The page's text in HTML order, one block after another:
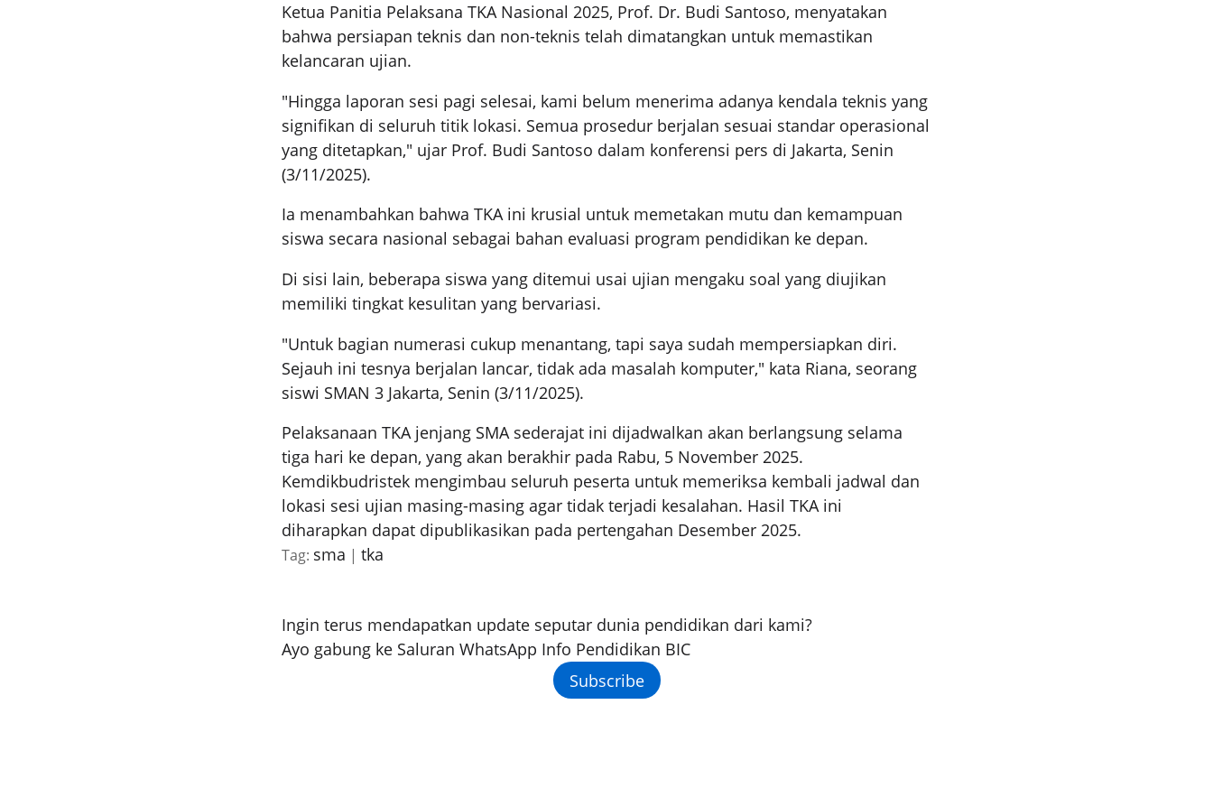
Ketua Panitia Pelaksana TKA Nasional 2025, Prof. Dr. Budi Santoso, menyatakan
bahwa persiapan teknis dan non-teknis telah dimatangkan untuk memastikan
kelancaran ujian.
"Hingga laporan sesi pagi selesai, kami belum menerima adanya kendala teknis yang
signifikan di seluruh titik lokasi. Semua prosedur berjalan sesuai standar operasional
yang ditetapkan," ujar Prof. Budi Santoso dalam konferensi pers di Jakarta, Senin
(3/11/2025).
Ia menambahkan bahwa TKA ini krusial untuk memetakan mutu dan kemampuan
siswa secara nasional sebagai bahan evaluasi program pendidikan ke depan.
Di sisi lain, beberapa siswa yang ditemui usai ujian mengaku soal yang diujikan
memiliki tingkat kesulitan yang bervariasi.
"Untuk bagian numerasi cukup menantang, tapi saya sudah mempersiapkan diri.
Sejauh ini tesnya berjalan lancar, tidak ada masalah komputer," kata Riana, seorang
siswi SMAN 3 Jakarta, Senin (3/11/2025).
Pelaksanaan TKA jenjang SMA sederajat ini dijadwalkan akan berlangsung selama
tiga hari ke depan, yang akan berakhir pada Rabu, 5 November 2025.
Kemdikbudristek mengimbau seluruh peserta untuk memeriksa kembali jadwal dan
lokasi sesi ujian masing-masing agar tidak terjadi kesalahan. Hasil TKA ini
diharapkan dapat dipublikasikan pada pertengahan Desember 2025.
Tag: sma | tka
Ingin terus mendapatkan update seputar dunia pendidikan dari kami?
Ayo gabung ke Saluran WhatsApp Info Pendidikan BIC
Subscribe